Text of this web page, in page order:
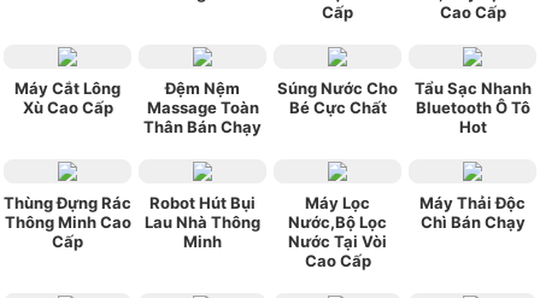
Cấp
Cao Cấp
Máy Cắt Lông
Xù Cao Cấp
Đệm Nệm
Massage Toàn
Thân Bán Chạy
Súng Nước Cho
Bé Cực Chất
Tẩu Sạc Nhanh
Bluetooth Ô Tô
Hot
Thùng Đựng Rác
Thông Minh Cao
Cấp
Robot Hút Bụi
Lau Nhà Thông
Minh
Máy Lọc
Nước,Bộ Lọc
Nước Tại Vòi
Cao Cấp
Máy Thải Độc
Chì Bán Chạy